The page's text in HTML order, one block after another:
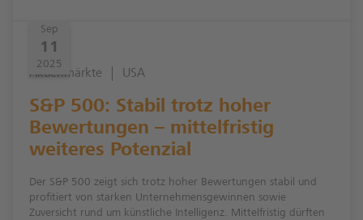
Sep
11
2025
Aktienmärkte USA
S&P 500: Stabil trotz hoher
Bewertungen – mittelfristig
weiteres Potenzial
Der S&P 500 zeigt sich trotz hoher Bewertungen stabil und
profitiert von starken Unternehmensgewinnen sowie
Zuversicht rund um künstliche Intelligenz. Mittelfristig dürften